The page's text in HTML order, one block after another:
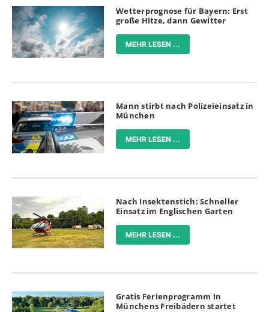
Wetterprognose für Bayern: Erst
große Hitze, dann Gewitter
MEHR LESEN ...
Mann stirbt nach Polizeieinsatz in
München
MEHR LESEN ...
Nach Insektenstich: Schneller
Einsatz im Englischen Garten
MEHR LESEN ...
Gratis Ferienprogramm in
Münchens Freibädern startet